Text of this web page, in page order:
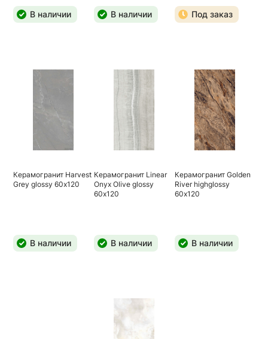
В наличии В наличии Под заказ
Керамогранит Harvest
Grey glossy 60х120
В наличии
Керамогранит Linear
Onyx Olive glossy
60х120
В наличии
Керамогранит Golden
River highglossy
60х120
В наличии